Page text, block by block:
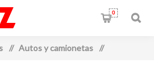
0
/ Autos y camionetas /